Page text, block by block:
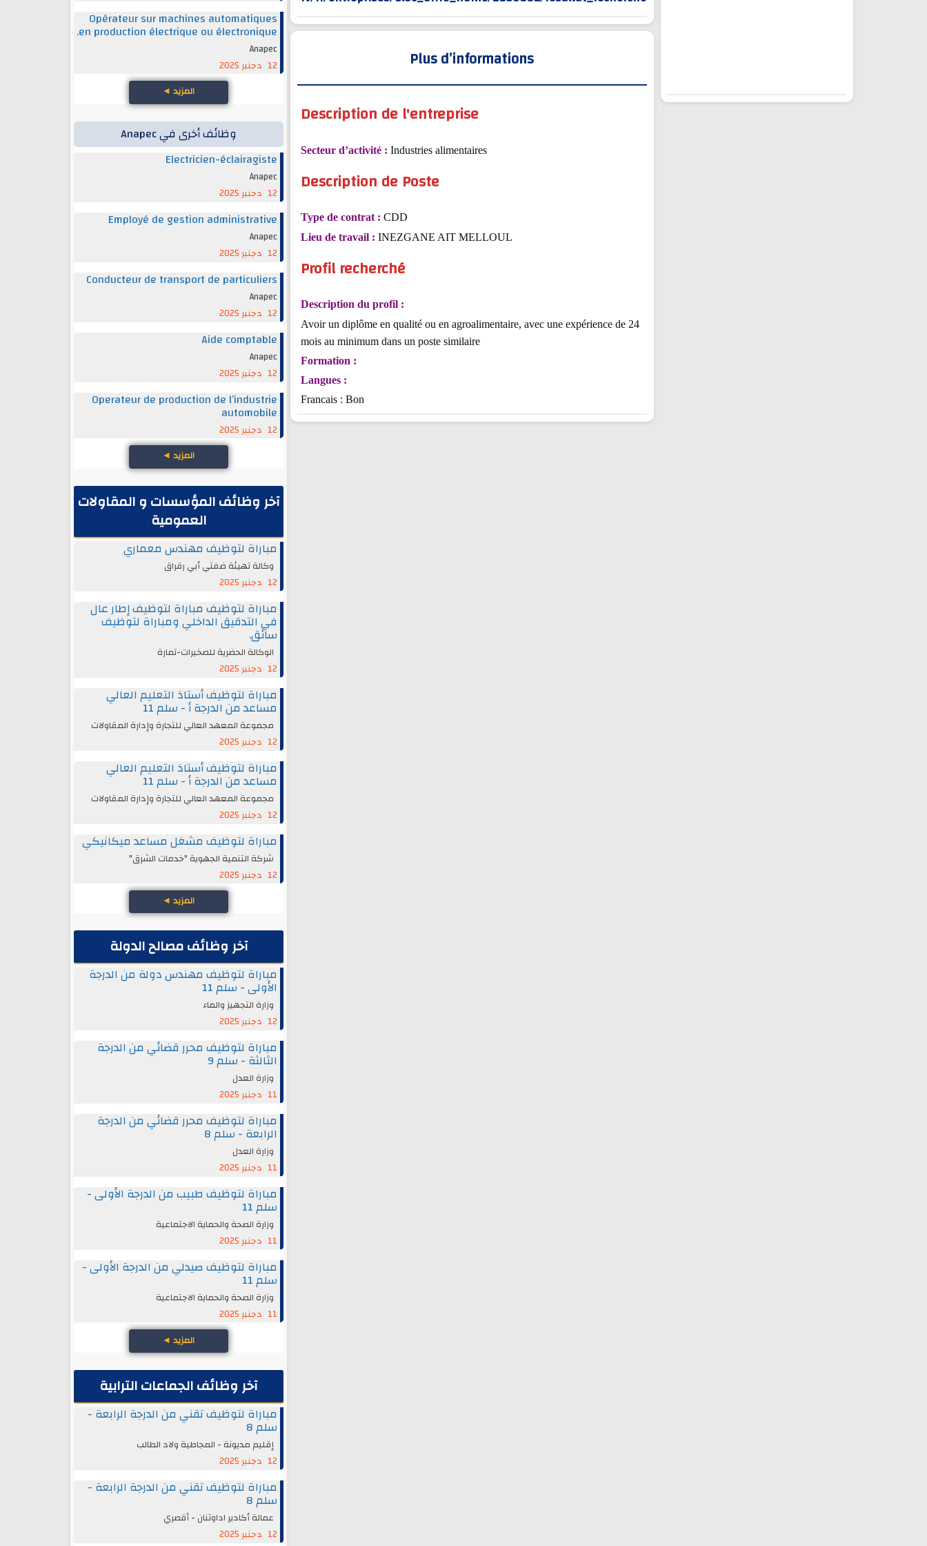
Plus d’informations
Description de l'entreprise
Secteur d’activité : Industries alimentaires
Description de Poste
Type de contrat : CDD
Lieu de travail : INEZGANE AIT MELLOUL
Profil recherché
Description du profil :
Avoir un diplôme en qualité ou en agroalimentaire, avec une expérience de 24
mois au minimum dans un poste similaire
Formation :
Langues :
Francais : Bon
Opérateur sur machines automatiques
en production électrique ou électronique.
Anapec
12 دجنبر 2025
المزيد ◄
وظائف أخرى في Anapec
Electricien-éclairagiste
Anapec
12 دجنبر 2025
Employé de gestion administrative
Anapec
12 دجنبر 2025
Conducteur de transport de particuliers
Anapec
12 دجنبر 2025
Aide comptable
Anapec
12 دجنبر 2025
Operateur de production de l’industrie
automobile
12 دجنبر 2025
المزيد ◄
آخر وظائف المؤسسات و المقاولات
العمومية
مباراة لتوظيف مهندس معماري
وكالة تهيئة ضفتي أبي رقراق
12 دجنبر 2025
مباراة لتوظيف مباراة لتوظيف إطار عال
في التدقيق الداخلي ومباراة لتوظيف
سائق.
الوكالة الحضرية للصخيرات-تمارة
12 دجنبر 2025
مباراة لتوظيف أستاذ التعليم العالي
مساعد من الدرجة أ - سلم 11
مجموعة المعهد العالي للتجارة وإدارة المقاولات
12 دجنبر 2025
مباراة لتوظيف أستاذ التعليم العالي
مساعد من الدرجة أ - سلم 11
مجموعة المعهد العالي للتجارة وإدارة المقاولات
12 دجنبر 2025
مباراة لتوظيف مشغل مساعد ميكانيكي
شركة التنمية الجهوية "خدمات الشرق"
12 دجنبر 2025
المزيد ◄
آخر وظائف مصالح الدولة
مباراة لتوظيف مهندس دولة من الدرجة
الأولى - سلم 11
وزارة التجهيز والماء
12 دجنبر 2025
مباراة لتوظيف محرر قضائي من الدرجة
الثالثة - سلم 9
وزارة العدل
11 دجنبر 2025
مباراة لتوظيف محرر قضائي من الدرجة
الرابعة - سلم 8
وزارة العدل
11 دجنبر 2025
مباراة لتوظيف طبيب من الدرجة الأولى -
سلم 11
وزارة الصحة والحماية الاجتماعية
11 دجنبر 2025
مباراة لتوظيف صيدلي من الدرجة الأولى -
سلم 11
وزارة الصحة والحماية الاجتماعية
11 دجنبر 2025
المزيد ◄
آخر وظائف الجماعات الترابية
مباراة لتوظيف تقني من الدرجة الرابعة -
سلم 8
إقليم مديونة - المجاطية ولاد الطالب
12 دجنبر 2025
مباراة لتوظيف تقني من الدرجة الرابعة -
سلم 8
عمالة أكادير اداوتنان - أقصري
12 دجنبر 2025